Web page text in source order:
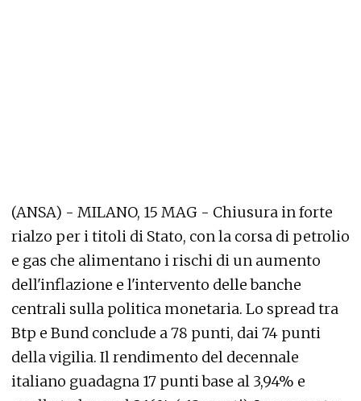
(ANSA) - MILANO, 15 MAG - Chiusura in forte
rialzo per i titoli di Stato, con la corsa di petrolio
e gas che alimentano i rischi di un aumento
dell'inflazione e l'intervento delle banche
centrali sulla politica monetaria. Lo spread tra
Btp e Bund conclude a 78 punti, dai 74 punti
della vigilia. Il rendimento del decennale
italiano guadagna 17 punti base al 3,94% e